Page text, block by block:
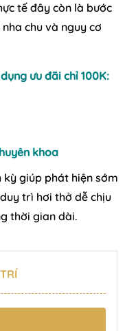
tế đây còn là bước
chu và nguy cơ
ưu đãi chỉ 100K:
khoa
giúp phát hiện sớm
trì hơi thở dễ chịu
thời gian dài.